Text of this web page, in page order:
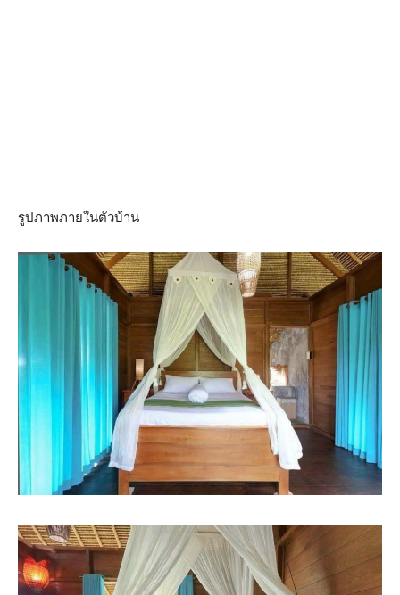
รูปภาพภายในตัวบ้าน